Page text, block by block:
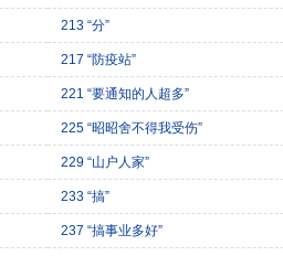
213 “分”
217 “防疫站”
221 “要通知的人超多”
225 “昭昭舍不得我受伤”
229 “山户人家”
233 “搞”
237 “搞事业多好”